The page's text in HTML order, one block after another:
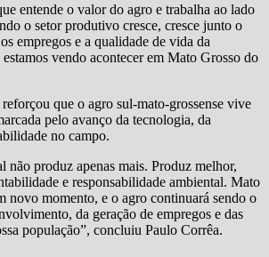
entende o valor do agro e trabalha ao lado
o setor produtivo cresce, cresce junto o
empregos e a qualidade de vida da
vendo acontecer em Mato Grosso do
que o agro sul-mato-grossense vive
pelo avanço da tecnologia, da
no campo.
não produz apenas mais. Produz melhor,
e responsabilidade ambiental. Mato
novo momento, e o agro continuará sendo o
da geração de empregos e das
população”, concluiu Paulo Corrêa.